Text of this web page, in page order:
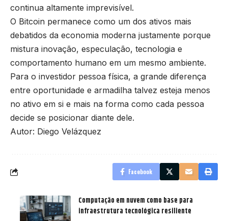
continua altamente imprevisível.
O Bitcoin permanece como um dos ativos mais
debatidos da economia moderna justamente porque
mistura inovação, especulação, tecnologia e
comportamento humano em um mesmo ambiente.
Para o investidor pessoa física, a grande diferença
entre oportunidade e armadilha talvez esteja menos
no ativo em si e mais na forma como cada pessoa
decide se posicionar diante dele.
Autor: Diego Velázquez
Facebook
Computação em nuvem como base para
infraestrutura tecnológica resiliente